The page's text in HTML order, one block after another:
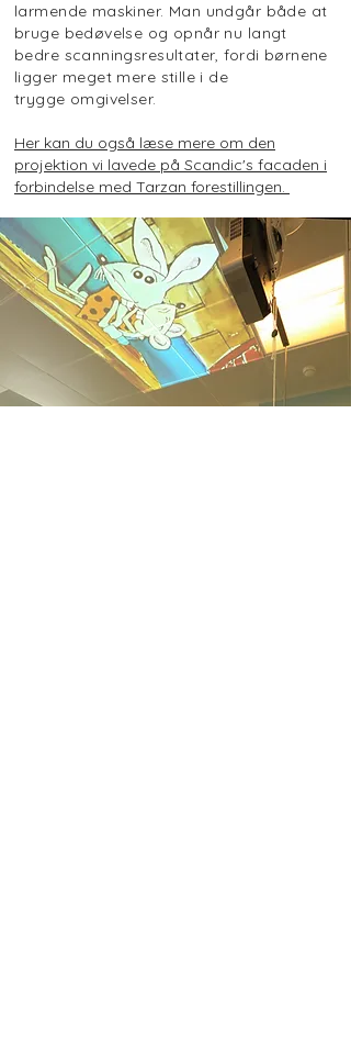
larmende maskiner. Man undgår både at
bruge bedøvelse og opnår nu langt
bedre scanningsresultater, fordi børnene
ligger meget mere stille i de
trygge omgivelser.
Her kan du også læse mere om den
projektion vi lavede på Scandic's facaden i
forbindelse med Tarzan forestillingen.